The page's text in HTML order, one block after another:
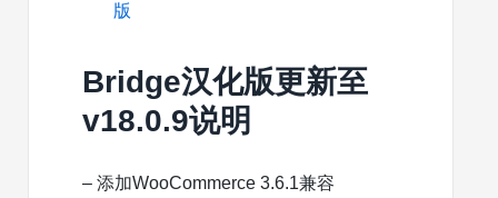
版
Bridge汉化版更新至
v18.0.9说明
– 添加WooCommerce 3.6.1兼容